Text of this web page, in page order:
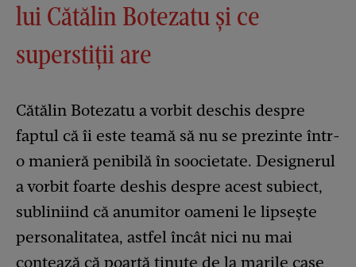
lui Cătălin Botezatu și ce
superstiții are
Cătălin Botezatu a vorbit deschis despre
faptul că îi este teamă să nu se prezinte într-
o manieră penibilă în soocietate. Designerul
a vorbit foarte deshis despre acest subiect,
subliniind că anumitor oameni le lipsește
personalitatea, astfel încât nici nu mai
contează că poartă ținute de la marile case